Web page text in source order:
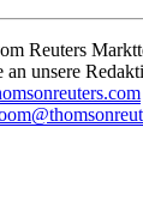
Reuters
an unsere